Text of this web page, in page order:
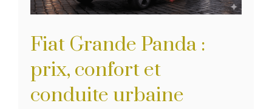
Fiat Grande Panda :
prix, confort et
conduite urbaine